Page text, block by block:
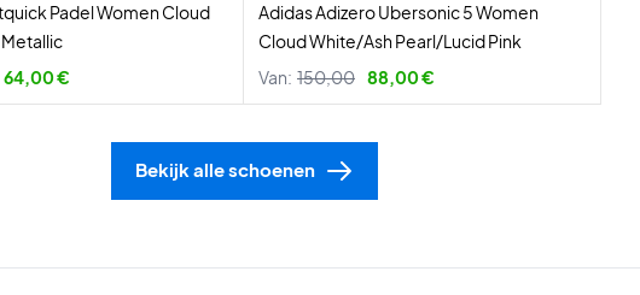
Padel Women Cloud
64,00 €
Adidas Adizero Ubersonic 5 Women
Cloud White/Ash Pearl/Lucid Pink
Van: 150,00 88,00 €
Bekijk alle schoenen